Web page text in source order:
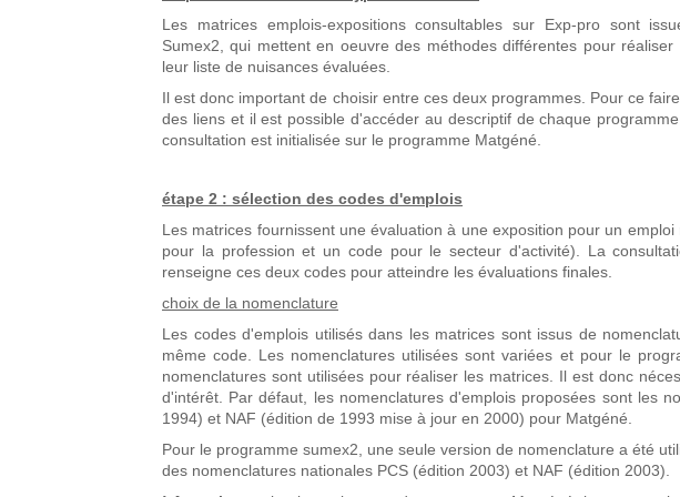
Les matrices emplois-expositions consultables sur Exp-pro sont
Sumex2, qui mettent en oeuvre des méthodes différentes pour
leur liste de nuisances évaluées.
Il est donc important de choisir entre ces deux programmes. Pour ce
des liens et il est possible d'accéder au descriptif de chaque
consultation est initialisée sur le programme Matgéné.
étape 2 : sélection des codes d'emplois
Les matrices fournissent une évaluation à une exposition pour un
pour la profession et un code pour le secteur d'activité). La
renseigne ces deux codes pour atteindre les évaluations finales.
choix de la nomenclature
Les codes d'emplois utilisés dans les matrices sont issus de
même code. Les nomenclatures utilisées sont variées et pour le
nomenclatures sont utilisées pour réaliser les matrices. Il est donc
d'intérêt. Par défaut, les nomenclatures d'emplois proposées sont les
1994) et NAF (édition de 1993 mise à jour en 2000) pour Matgéné.
Pour le programme sumex2, une seule version de nomenclature a été
des nomenclatures nationales PCS (édition 2003) et NAF (édition 2003).